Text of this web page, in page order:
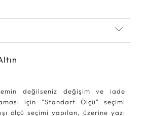
emin değilseniz değişim ve iade
için "Standart Ölçü" seçimi
ölçü seçimi yapılan, üzerine yazı